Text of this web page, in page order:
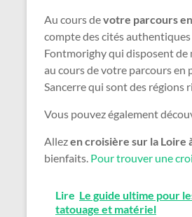
Au cours devotre parcours
compte des cités authentiques
Fontmorighy qui disposent de
au cours de votre parcours en
Sancerre qui sont des
Vous pouvez également
Allezen croisière sur la Loire
bienfaits. Pour trouver une
Lire Le guide ultime pour
tatouage et matériel